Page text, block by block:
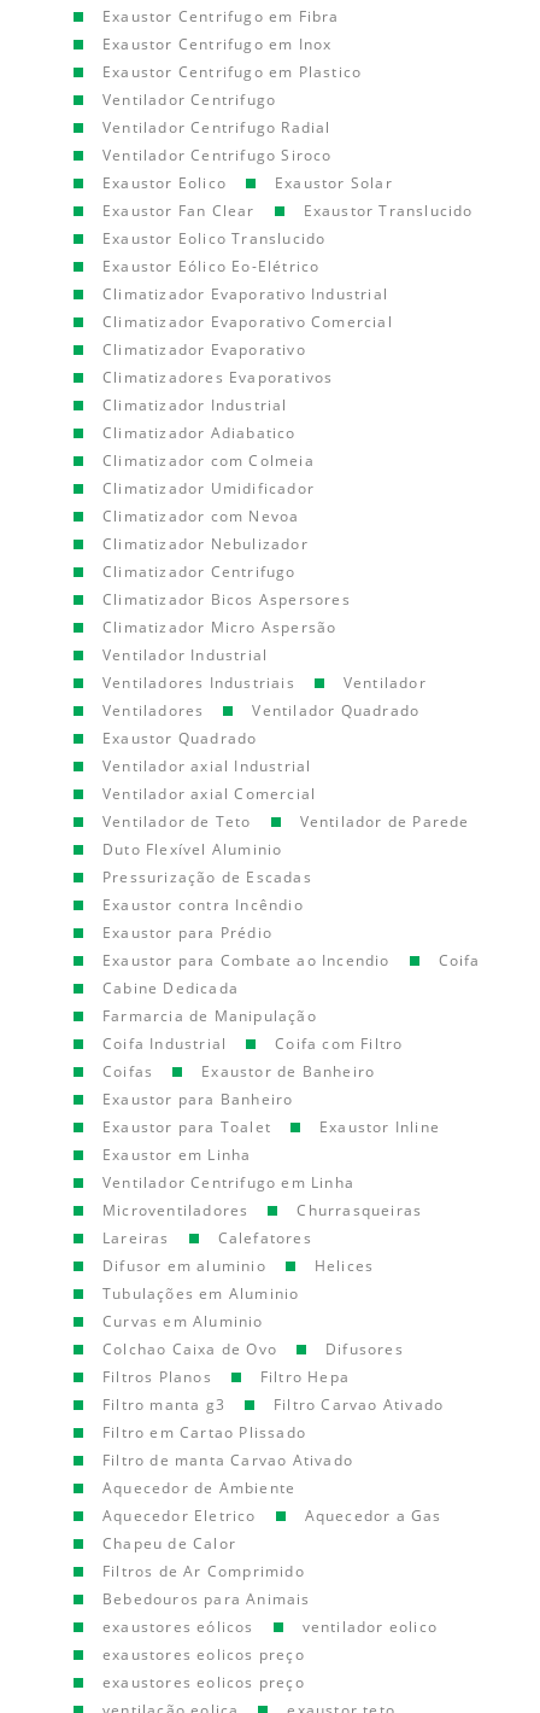
Exaustor Centrifugo em Fibra
Exaustor Centrifugo em Inox
Exaustor Centrifugo em Plastico
Ventilador Centrifugo
Ventilador Centrifugo Radial
Ventilador Centrifugo Siroco
Exaustor Eolico
Exaustor Solar
Exaustor Fan Clear
Exaustor Translucido
Exaustor Eolico Translucido
Exaustor Eólico Eo-Elétrico
Climatizador Evaporativo Industrial
Climatizador Evaporativo Comercial
Climatizador Evaporativo
Climatizadores Evaporativos
Climatizador Industrial
Climatizador Adiabatico
Climatizador com Colmeia
Climatizador Umidificador
Climatizador com Nevoa
Climatizador Nebulizador
Climatizador Centrifugo
Climatizador Bicos Aspersores
Climatizador Micro Aspersão
Ventilador Industrial
Ventiladores Industriais
Ventilador
Ventiladores
Ventilador Quadrado
Exaustor Quadrado
Ventilador axial Industrial
Ventilador axial Comercial
Ventilador de Teto
Ventilador de Parede
Duto Flexível Aluminio
Pressurização de Escadas
Exaustor contra Incêndio
Exaustor para Prédio
Exaustor para Combate ao Incendio
Coifa
Cabine Dedicada
Farmarcia de Manipulação
Coifa Industrial
Coifa com Filtro
Coifas
Exaustor de Banheiro
Exaustor para Banheiro
Exaustor para Toalet
Exaustor Inline
Exaustor em Linha
Ventilador Centrifugo em Linha
Microventiladores
Churrasqueiras
Lareiras
Calefatores
Difusor em aluminio
Helices
Tubulações em Aluminio
Curvas em Aluminio
Colchao Caixa de Ovo
Difusores
Filtros Planos
Filtro Hepa
Filtro manta g3
Filtro Carvao Ativado
Filtro em Cartao Plissado
Filtro de manta Carvao Ativado
Aquecedor de Ambiente
Aquecedor Eletrico
Aquecedor a Gas
Chapeu de Calor
Filtros de Ar Comprimido
Bebedouros para Animais
exaustores eólicos
ventilador eolico
exaustores eolicos preço
exaustores eolicos preço